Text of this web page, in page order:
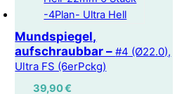
Mundspiegel,
aufschraubbar –#4 (Ø22.0),
Ultra FS (6erPckg)
39,90€